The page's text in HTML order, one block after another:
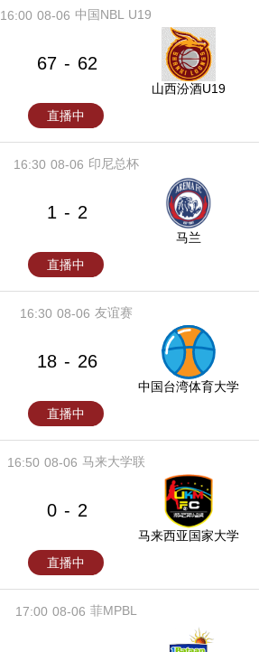
08-06
16:00 中国NBL U19
67 - 62
山西汾酒U19
直播中
08-06
16:30 印尼总杯
1 - 2
马兰
直播中
08-06
16:30 友谊赛
18 - 26
中国台湾体育大学
直播中
08-06
16:50 马来大学联
0 - 2
马来西亚国家大学
直播中
08-06
17:00 菲MPBL